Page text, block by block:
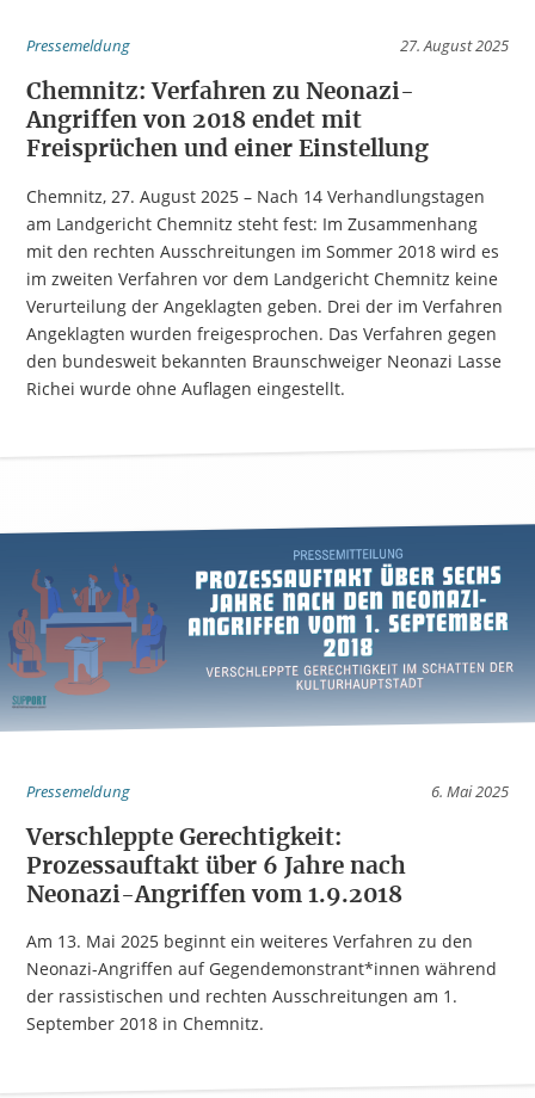
Pressemeldung 27. August 2025
Chemnitz: Verfahren zu Neonazi-
Angriffen von 2018 endet mit
Freisprüchen und einer Einstellung
Chemnitz, 27. August 2025 – Nach 14 Verhandlungstagen
am Landgericht Chemnitz steht fest: Im Zusammenhang
mit den rechten Ausschreitungen im Sommer 2018 wird es
im zweiten Verfahren vor dem Landgericht Chemnitz keine
Verurteilung der Angeklagten geben. Drei der im Verfahren
Angeklagten wurden freigesprochen. Das Verfahren gegen
den bundesweit bekannten Braunschweiger Neonazi Lasse
Richei wurde ohne Auflagen eingestellt.
Pressemeldung 6. Mai 2025
Verschleppte Gerechtigkeit:
Prozessauftakt über 6 Jahre nach
Neonazi-Angriffen vom 1.9.2018
Am 13. Mai 2025 beginnt ein weiteres Verfahren zu den
Neonazi-Angriffen auf Gegendemonstrant*innen während
der rassistischen und rechten Ausschreitungen am 1.
September 2018 in Chemnitz.